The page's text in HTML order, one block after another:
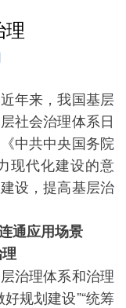
理
年来，我国基层
社会治理体系日
中共中央国务院
现代化建设的意
设，提高基层治
通应用场景
治理体系和治理
规划建设”“统筹